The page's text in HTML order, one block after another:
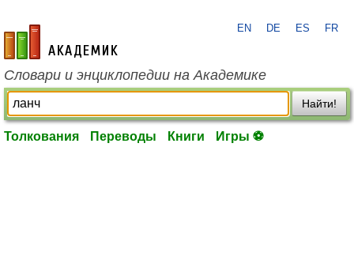
academic.ru
EN DE ES FR
Словари и энциклопедии на Академике
Найти!
Толкования Переводы Книги Игры ⚽